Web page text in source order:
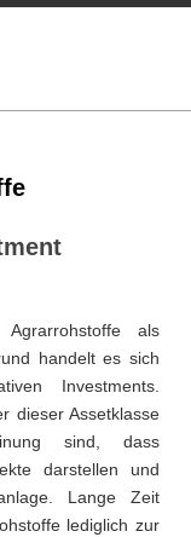
als
handelt es sich
Investments.
dieser Assetklasse
sind, dass
darstellen und
Lange Zeit
lediglich zur